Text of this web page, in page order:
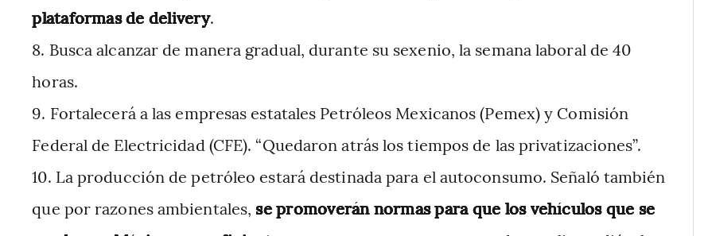
plataformas de delivery.
Busca alcanzar de manera gradual, durante su sexenio, la semana laboral de 40
horas.
Fortalecerá a las empresas estatales Petróleos Mexicanos (Pemex) y Comisión
Federal de Electricidad (CFE). “Quedaron atrás los tiempos de las privatizaciones”.
La producción de petróleo estará destinada para el autoconsumo. Señaló también
que por razones ambientales, se promoverán normas para que los vehículos que se